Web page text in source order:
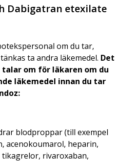
Dabigatran etexilate
om du tar,
ta andra läkemedel. Det
om för läkaren om du
läkemedel innan du tar
blodproppar (till exempel
acenokoumarol, heparin,
rivaroxaban,